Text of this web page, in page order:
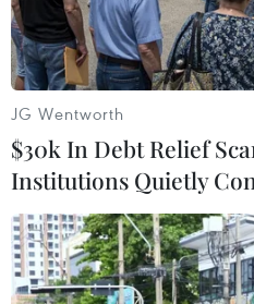
JG Wentworth
$30k In Debt Relief
Institutions Quietly